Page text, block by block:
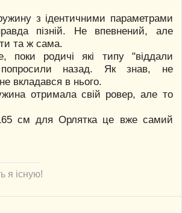
з ідентичними параметрами
пізній. Не впевнений, але
та ж сама.
поки родичі які типу "віддали
назад. Як знав, не
вкладався в нього.
отримала свій ровер, але то
см для Орлятка це вже самий
я існую!